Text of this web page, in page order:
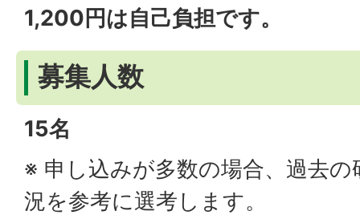
1,200円は自己負担です。
募集人数
15名
※ 申し込みが多数の場合、過去
況を参考に選考します。